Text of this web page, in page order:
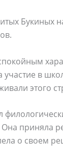
Букиных
в
этого
приняла
о своем